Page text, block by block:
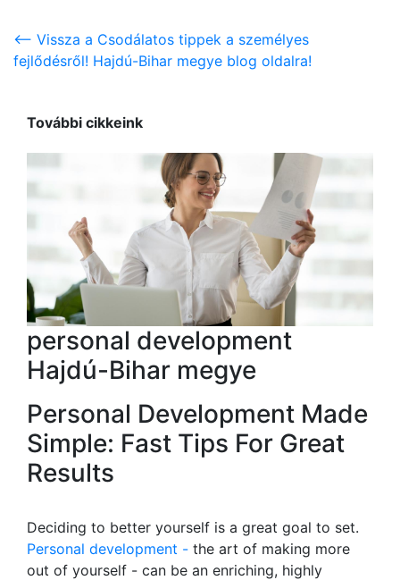
<-- Vissza a Csodálatos tippek a személyes
fejlődésről! Hajdú-Bihar megye blog oldalra!
További cikkeink
personal development
Hajdú-Bihar megye
Personal Development Made
Simple: Fast Tips For Great
Results
Deciding to better yourself is a great goal to set.
Personal development - the art of making more
out of yourself - can be an enriching, highly